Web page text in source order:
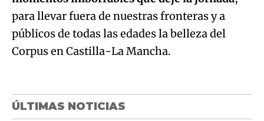
para llevar fuera de nuestras fronteras y a
públicos de todas las edades la belleza del
Corpus en Castilla-La Mancha.
ÚLTIMAS NOTICIAS